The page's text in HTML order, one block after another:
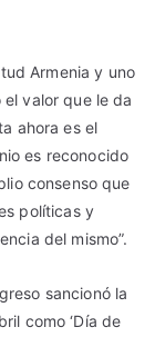
Armenia y uno
valor que le da
ahora es el
es reconocido
consenso que
políticas y
del mismo”.
sancionó la
como ‘Día de